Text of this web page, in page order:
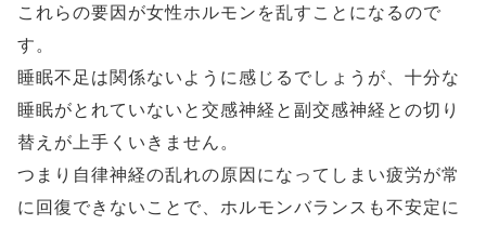
これらの要因が女性ホルモンを乱すことになるので
す。
睡眠不足は関係ないように感じるでしょうが、十分な
睡眠がとれていないと交感神経と副交感神経との切り
替えが上手くいきません。
つまり自律神経の乱れの原因になってしまい疲労が常
に回復できないことで、ホルモンバランスも不安定に